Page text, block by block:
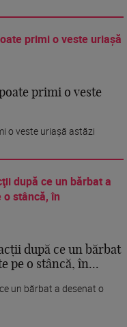
primi o veste
o veste uriașă astăzi
după ce un bărbat
pe o stâncă, în...
un bărbat a desenat o